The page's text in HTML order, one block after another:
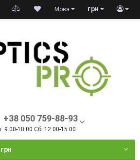
грн
Мова
+38 050 759-88-93
9:00-18:00 Сб: 12:00-15:00